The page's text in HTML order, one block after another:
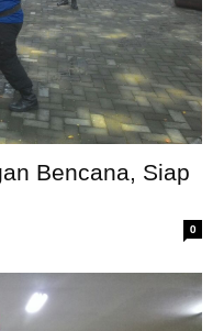
Bencana, Siap
0